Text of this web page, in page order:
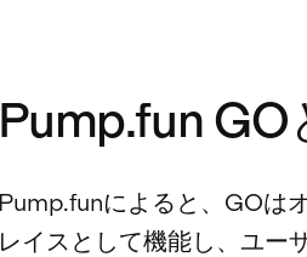
Pump.fun GO
Pump.funによると、GOは
レイスとして機能し、ユー